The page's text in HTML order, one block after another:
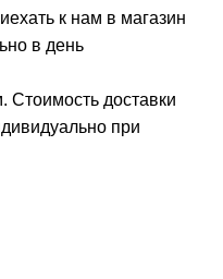
к нам в магазин
в день
Стоимость доставки
при